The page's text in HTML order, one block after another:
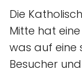
Die
Mitte hat
was auf eine
Besucher